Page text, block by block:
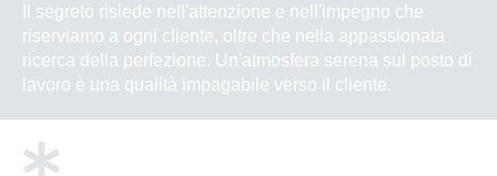
Il segreto risiede nell'attenzione e nell'impegno che
riserviamo a ogni cliente, oltre che nella appassionata
ricerca della perfezione. Un'atmosfera serena sul posto di
lavoro è una qualità impagabile verso il cliente.